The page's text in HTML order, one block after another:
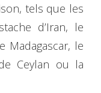
tels que les
d’Iran, le
Madagascar, le
Ceylan ou la